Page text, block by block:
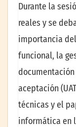
Durante la
reales y se
importancia
funcional, la
aceptación
técnicas y el
informática en